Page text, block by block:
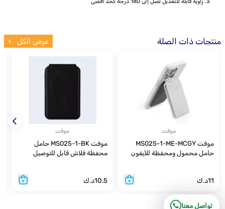
3. زاوية قابلة للتعديل تصل إلى 180 درجة كحد أقصى
منتجات ذات الصلة عرض الكل
موفت
موفت MS025-1-ME-MCGY
حامل محمول ومحفظة للآيفون
11د.ك
موفت
موفت MS025-1-BK حامل
محفظة فلاش قابل للتوصيل
10.5د.ك
تواصل معنا